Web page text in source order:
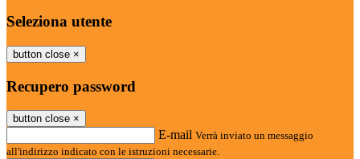
Seleziona utente
button close ×
Recupero password
button close ×
E-mail Verrà inviato un messaggio
all'indirizzo indicato con le istruzioni necessarie.